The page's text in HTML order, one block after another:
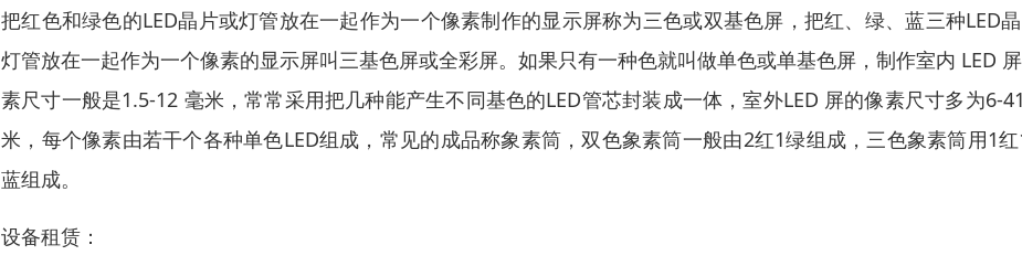
把红色和绿色的LED晶片或灯管放在一起作为一个像素制作的显示屏称为三色或双基色屏，把红、绿、蓝三种LED
灯管放在一起作为一个像素的显示屏叫三基色屏或全彩屏。如果只有一种色就叫做单色或单基色屏，制作室内 LED
素尺寸一般是1.5-12 毫米，常常采用把几种能产生不同基色的LED管芯封装成一体，室外LED 屏的像素尺寸多为6-
米，每个像素由若干个各种单色LED组成，常见的成品称象素筒，双色象素筒一般由2红1绿组成，三色象素筒用1
蓝组成。
设备租赁：